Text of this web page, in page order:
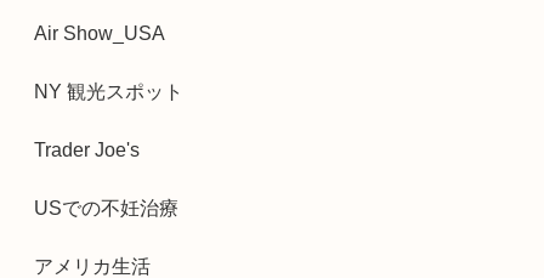
Air Show_USA
NY 観光スポット
Trader Joe's
USでの不妊治療
アメリカ生活